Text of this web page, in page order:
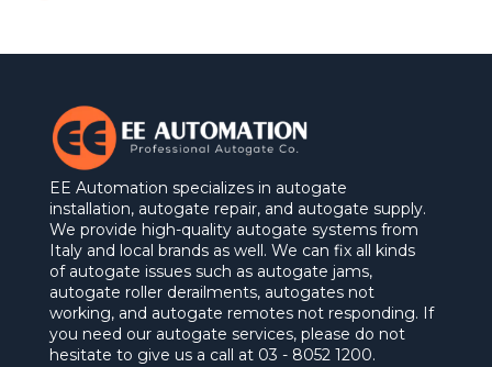
EE Automation specializes in autogate
installation, autogate repair, and autogate supply.
We provide high-quality autogate systems from
Italy and local brands as well. We can fix all kinds
of autogate issues such as autogate jams,
autogate roller derailments, autogates not
working, and autogate remotes not responding. If
you need our autogate services, please do not
hesitate to give us a call at 03 - 8052 1200.